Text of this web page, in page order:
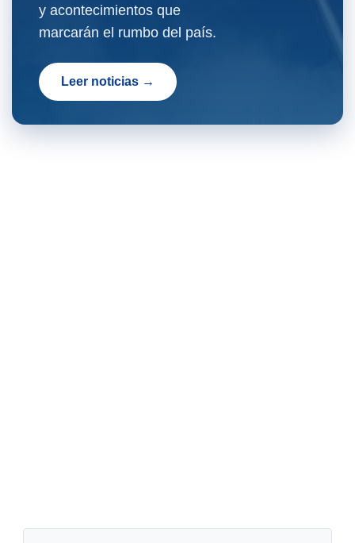
y acontecimientos que
marcarán el rumbo del país.
Leer noticias →